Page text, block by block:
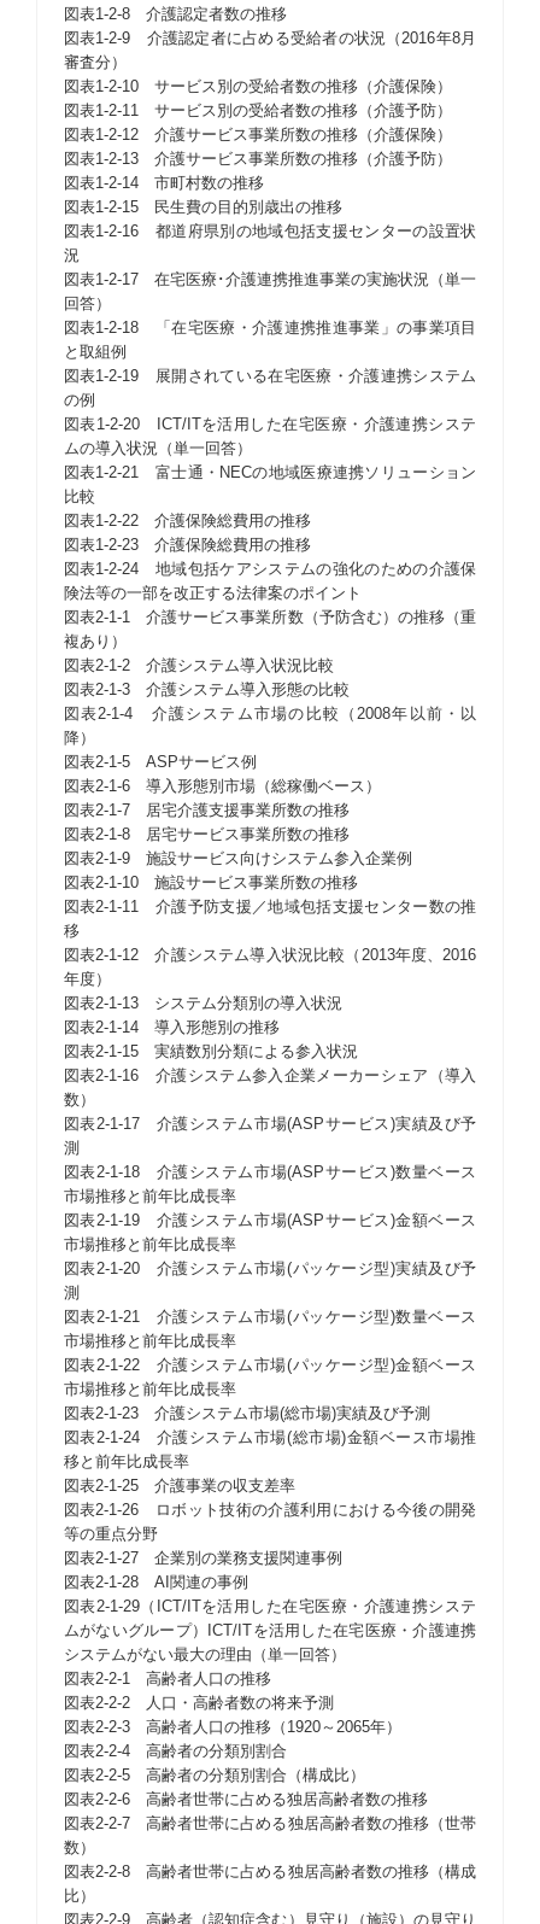
図表1-2-8 介護認定者数の推移
図表1-2-9 介護認定者に占める受給者の状況（2016年8月
審査分）
図表1-2-10 サービス別の受給者数の推移（介護保険）
図表1-2-11 サービス別の受給者数の推移（介護予防）
図表1-2-12 介護サービス事業所数の推移（介護保険）
図表1-2-13 介護サービス事業所数の推移（介護予防）
図表1-2-14 市町村数の推移
図表1-2-15 民生費の目的別歳出の推移
図表1-2-16 都道府県別の地域包括支援センターの設置状
況
図表1-2-17 在宅医療･介護連携推進事業の実施状況（単一
回答）
図表1-2-18 「在宅医療・介護連携推進事業」の事業項目
と取組例
図表1-2-19 展開されている在宅医療・介護連携システム
の例
図表1-2-20 ICT/ITを活用した在宅医療・介護連携システ
ムの導入状況（単一回答）
図表1-2-21 富士通・NECの地域医療連携ソリューション
比較
図表1-2-22 介護保険総費用の推移
図表1-2-23 介護保険総費用の推移
図表1-2-24 地域包括ケアシステムの強化のための介護保
険法等の一部を改正する法律案のポイント
図表2-1-1 介護サービス事業所数（予防含む）の推移（重
複あり）
図表2-1-2 介護システム導入状況比較
図表2-1-3 介護システム導入形態の比較
図表2-1-4 介護システム市場の比較（2008年以前・以
降）
図表2-1-5 ASPサービス例
図表2-1-6 導入形態別市場（総稼働ベース）
図表2-1-7 居宅介護支援事業所数の推移
図表2-1-8 居宅サービス事業所数の推移
図表2-1-9 施設サービス向けシステム参入企業例
図表2-1-10 施設サービス事業所数の推移
図表2-1-11 介護予防支援／地域包括支援センター数の推
移
図表2-1-12 介護システム導入状況比較（2013年度、2016
年度）
図表2-1-13 システム分類別の導入状況
図表2-1-14 導入形態別の推移
図表2-1-15 実績数別分類による参入状況
図表2-1-16 介護システム参入企業メーカーシェア（導入
数）
図表2-1-17 介護システム市場(ASPサービス)実績及び予
測
図表2-1-18 介護システム市場(ASPサービス)数量ベース
市場推移と前年比成長率
図表2-1-19 介護システム市場(ASPサービス)金額ベース
市場推移と前年比成長率
図表2-1-20 介護システム市場(パッケージ型)実績及び予
測
図表2-1-21 介護システム市場(パッケージ型)数量ベース
市場推移と前年比成長率
図表2-1-22 介護システム市場(パッケージ型)金額ベース
市場推移と前年比成長率
図表2-1-23 介護システム市場(総市場)実績及び予測
図表2-1-24 介護システム市場(総市場)金額ベース市場推
移と前年比成長率
図表2-1-25 介護事業の収支差率
図表2-1-26 ロボット技術の介護利用における今後の開発
等の重点分野
図表2-1-27 企業別の業務支援関連事例
図表2-1-28 AI関連の事例
図表2-1-29（ICT/ITを活用した在宅医療・介護連携システ
ムがないグループ）ICT/ITを活用した在宅医療・介護連携
システムがない最大の理由（単一回答）
図表2-2-1 高齢者人口の推移
図表2-2-2 人口・高齢者数の将来予測
図表2-2-3 高齢者人口の推移（1920～2065年）
図表2-2-4 高齢者の分類別割合
図表2-2-5 高齢者の分類別割合（構成比）
図表2-2-6 高齢者世帯に占める独居高齢者数の推移
図表2-2-7 高齢者世帯に占める独居高齢者数の推移（世帯
数）
図表2-2-8 高齢者世帯に占める独居高齢者数の推移（構成
比）
図表2-2-9 高齢者（認知症含む）見守り（施設）の見守り